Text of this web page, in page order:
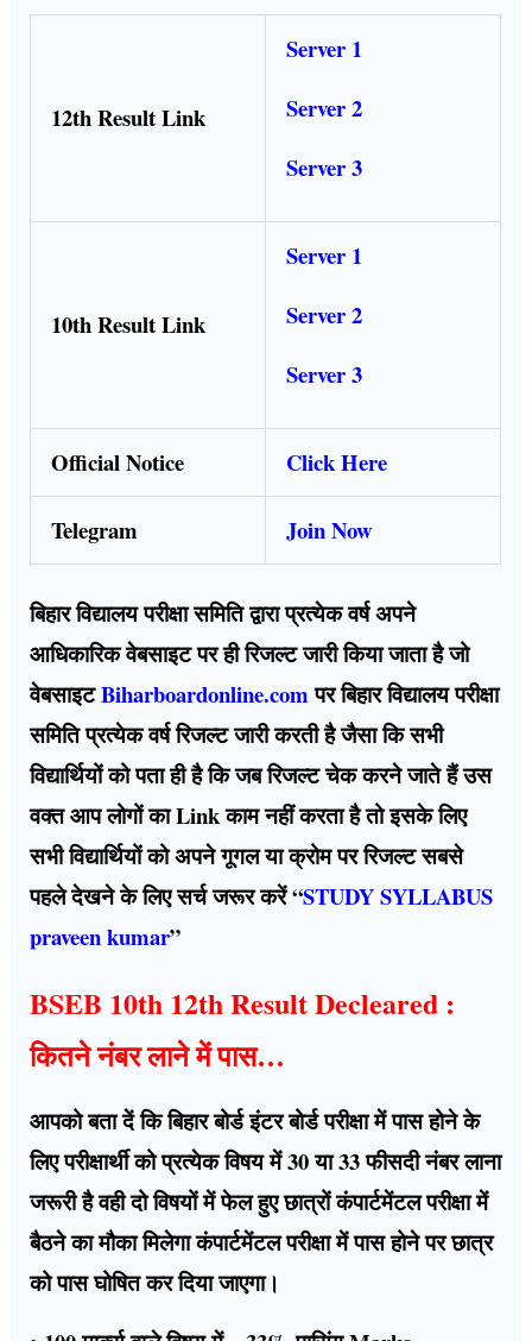
12th Result Link
Server 1
Server 2
Server 3
10th Result Link
Server 1
Server 2
Server 3
Official Notice Click Here
Telegram Join Now
बिहार विद्यालय परीक्षा समिति द्वारा प्रत्येक वर्ष अपने
आधिकारिक वेबसाइट पर ही रिजल्ट जारी किया जाता है जो
वेबसाइटBiharboardonline.comपर बिहार विद्यालय परीक्षा
समिति प्रत्येक वर्ष रिजल्ट जारी करती है जैसा कि सभी
विद्यार्थियों को पता ही है कि जब रिजल्ट चेक करने जाते हैं उस
वक्त आप लोगों का Link काम नहीं करता है तो इसके लिए
सभी विद्यार्थियों को अपने गूगल या क्रोम पर रिजल्ट सबसे
पहले देखने के लिए सर्च जरूर करें “STUDY SYLLABUS
praveen kumar”
BSEB 10th 12th Result Decleared :
कितने नंबर लाने में पास…
आपको बता दें कि बिहार बोर्ड इंटर बोर्ड परीक्षा में पास होने के
लिए परीक्षार्थी को प्रत्येक विषय में 30 या 33 फीसदी नंबर लाना
जरूरी है वही दो विषयों में फेल हुए छात्रों कंपार्टमेंटल परीक्षा में
बैठने का मौका मिलेगा कंपार्टमेंटल परीक्षा में पास होने पर छात्र
को पास घोषित कर दिया जाएगा।